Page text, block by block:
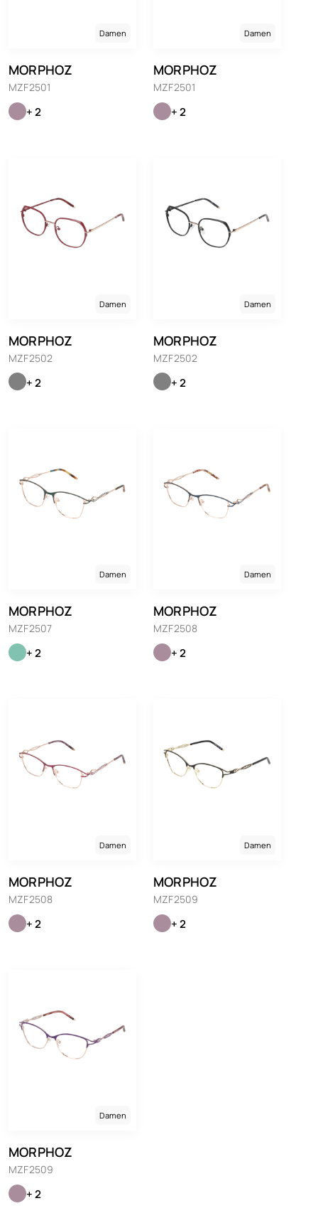
Damen
MORPHOZ
MZF2501
+ 2
Damen
MORPHOZ
MZF2501
+ 2
Damen
MORPHOZ
MZF2502
+ 2
Damen
MORPHOZ
MZF2502
+ 2
Damen
MORPHOZ
MZF2507
+ 2
Damen
MORPHOZ
MZF2508
+ 2
Damen
MORPHOZ
MZF2508
+ 2
Damen
MORPHOZ
MZF2509
+ 2
Damen
MORPHOZ
MZF2509
+ 2